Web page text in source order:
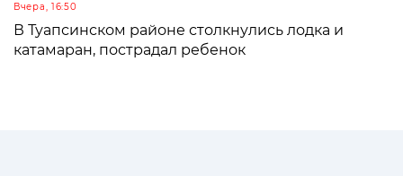
Вчера, 16:50
В Туапсинском районе столкнулись лодка и
катамаран, пострадал ребенок